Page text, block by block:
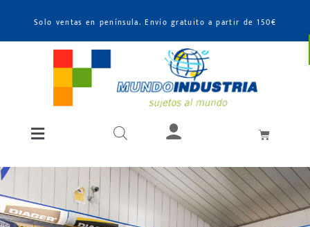
Solo ventas en península. Envío gratuito a partir de 150€